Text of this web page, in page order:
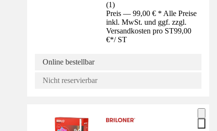
(1)
Preis — 99,00 € * Alle Preise
inkl. MwSt. und ggf. zzgl.
Versandkosten pro ST99,00
€*/ ST
Online bestellbar
Nicht reservierbar